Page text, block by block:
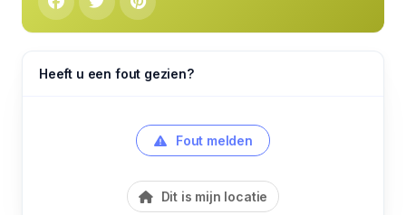
Heeft u een fout gezien?
Fout melden
Dit is mijn locatie